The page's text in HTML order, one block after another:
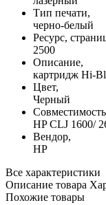
Тип печати,
черно-белый
Ресурс,
2500
Описание,
картридж Hi-
Цвет,
Черный
HP CLJ 1600/
Вендор,
HP
Все характеристики
Описание товара
Похожие товары